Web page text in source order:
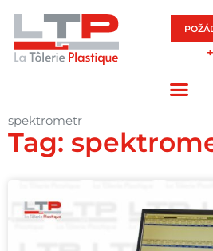
spektrometr
Tag: